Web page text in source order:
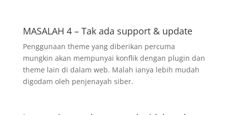
MASALAH 4 – Tak ada support & update
Penggunaan theme yang diberikan percuma
mungkin akan mempunyai konflik dengan plugin dan
theme lain di dalam web. Malah ianya lebih mudah
digodam oleh penjenayah siber.